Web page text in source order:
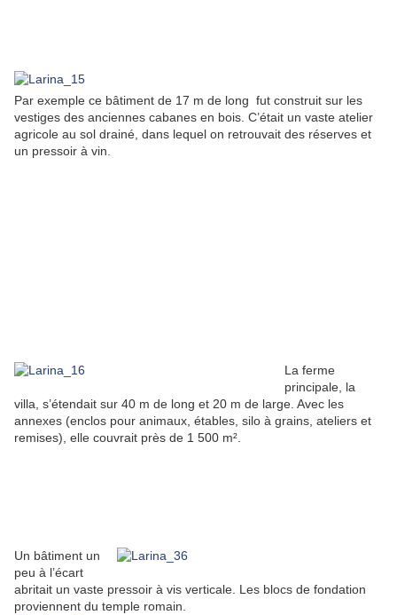
Par exemple ce bâtiment de 17 m de long fut construit sur les
vestiges des anciennes cabanes en bois. C’était un vaste atelier
agricole au sol drainé, dans lequel on retrouvait des réserves et
un pressoir à vin.
La ferme
principale, la
villa, s’étendait sur 40 m de long et 20 m de large. Avec les
annexes (enclos pour animaux, étables, silo à grains, ateliers et
remises), elle couvrait près de 1 500 m².
Un bâtiment un
peu à l’écart
abritait un vaste pressoir à vis verticale. Les blocs de fondation
proviennent du temple romain.